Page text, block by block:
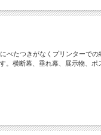
たつきがなくプリンターでの
横断幕、垂れ幕、展示物、